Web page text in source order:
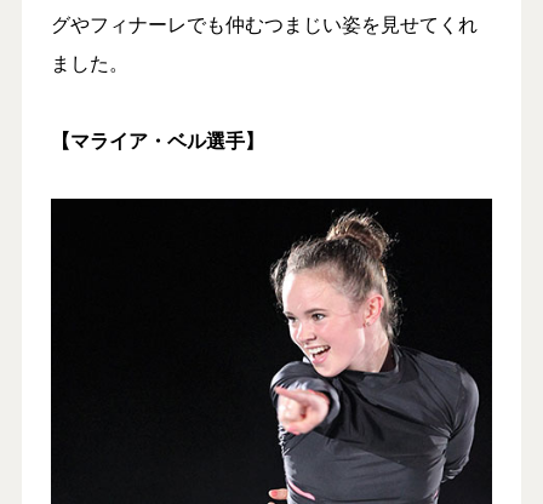
グやフィナーレでも仲むつまじい姿を見せてくれ
ました。
【マライア・ベル選手】